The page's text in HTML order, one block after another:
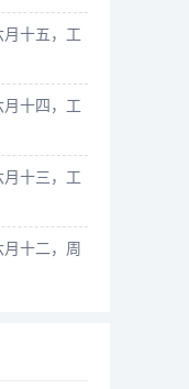
十五，工
十四，工
十三，工
十二，周